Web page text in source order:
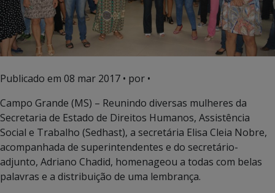
Publicado em 08 mar 2017 • por •
Campo Grande (MS) – Reunindo diversas mulheres da
Secretaria de Estado de Direitos Humanos, Assistência
Social e Trabalho (Sedhast), a secretária Elisa Cleia Nobre,
acompanhada de superintendentes e do secretário-
adjunto, Adriano Chadid, homenageou a todas com belas
palavras e a distribuição de uma lembrança.